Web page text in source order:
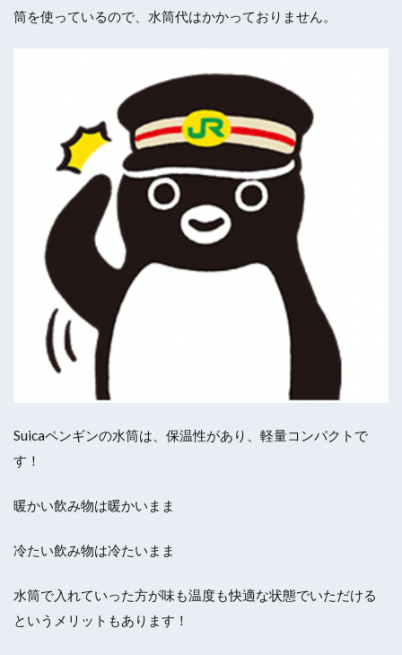
筒を使っているので、水筒代はかかっておりません。
Suicaペンギンの水筒は、保温性があり、軽量コンパクトで
す！
暖かい飲み物は暖かいまま
冷たい飲み物は冷たいまま
水筒で入れていった方が味も温度も快適な状態でいただける
というメリットもあります！